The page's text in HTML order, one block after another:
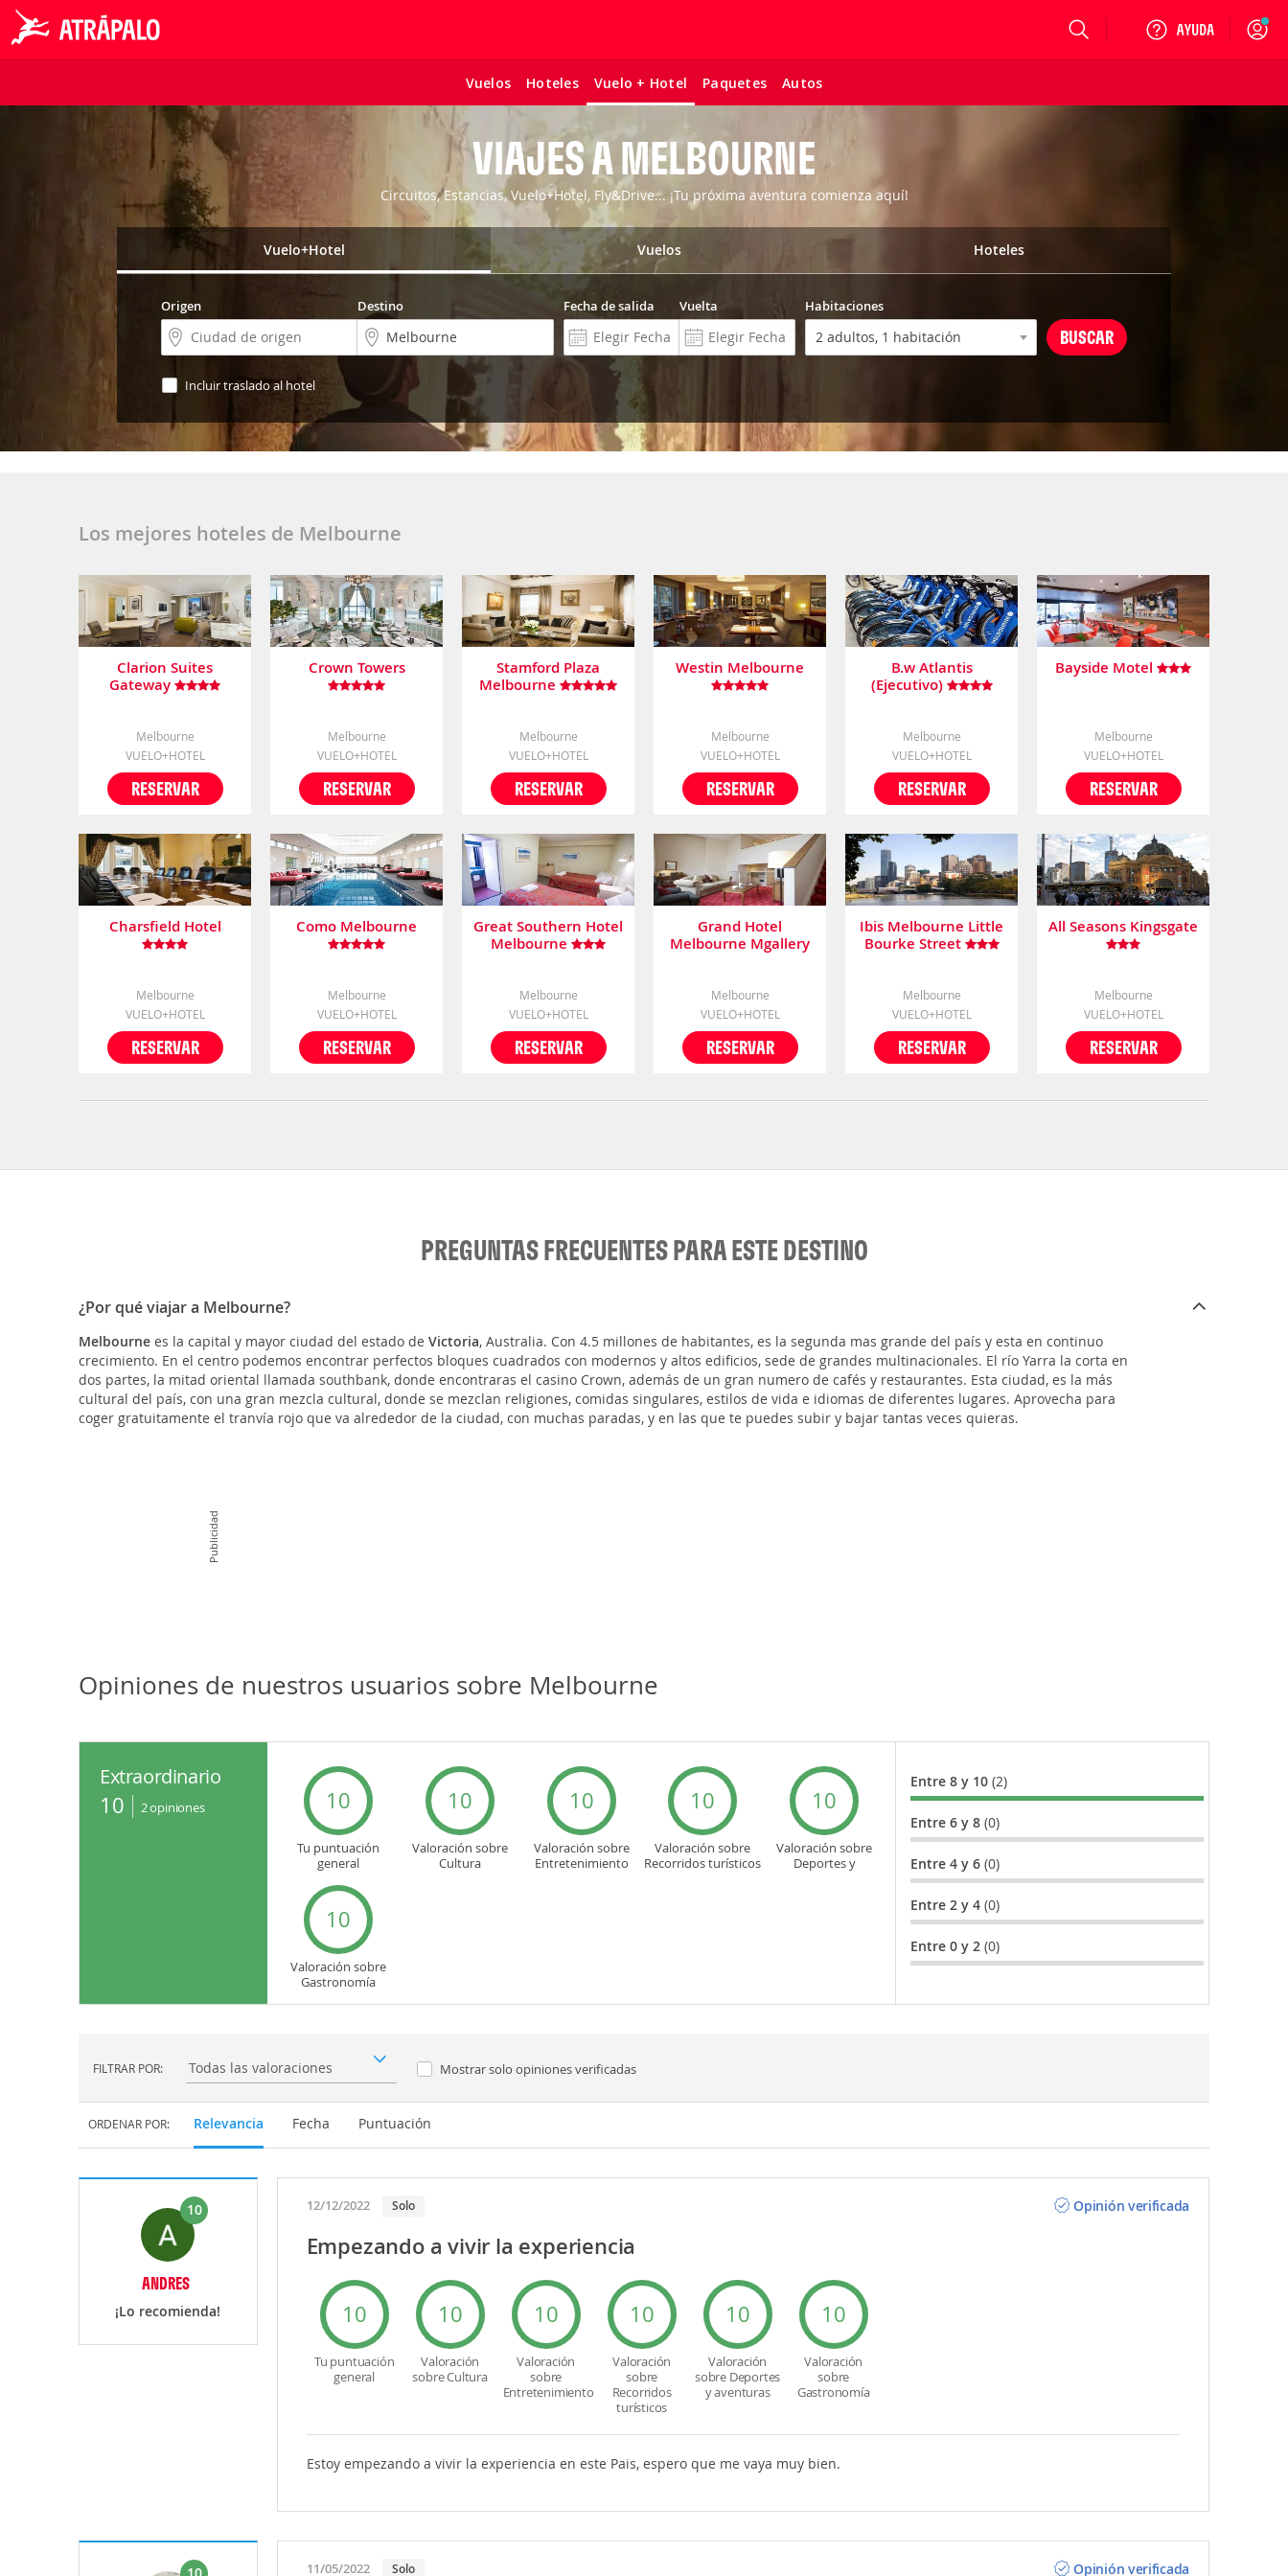
Vuelos Hoteles Vuelo + Hotel Paquetes Autos
Login
VIAJES A MELBOURNE
Circuitos, Estancias, Vuelo+Hotel, Fly&Drive... ¡Tu próxima aventura comienza aquí!
Vuelo+Hotel Vuelos Hoteles
Origen Destino Fecha de salida Vuelta Habitaciones
Incluir traslado al hotel
Los mejores hoteles de Melbourne
Clarion Suites
Gateway
Melbourne
VUELO+HOTEL
RESERVAR
Crown Towers
Melbourne
VUELO+HOTEL
RESERVAR
Stamford Plaza
Melbourne
Melbourne
VUELO+HOTEL
RESERVAR
Westin Melbourne
Melbourne
VUELO+HOTEL
RESERVAR
B.w Atlantis
(Ejecutivo)
Melbourne
VUELO+HOTEL
RESERVAR
Bayside Motel
Melbourne
VUELO+HOTEL
RESERVAR
Charsfield Hotel
Melbourne
VUELO+HOTEL
RESERVAR
Como Melbourne
Melbourne
VUELO+HOTEL
RESERVAR
Great Southern Hotel
Melbourne
Melbourne
VUELO+HOTEL
RESERVAR
Grand Hotel
Melbourne Mgallery
Melbourne
VUELO+HOTEL
RESERVAR
Ibis Melbourne Little
Bourke Street
Melbourne
VUELO+HOTEL
RESERVAR
All Seasons Kingsgate
Melbourne
VUELO+HOTEL
RESERVAR
PREGUNTAS FRECUENTES PARA ESTE DESTINO
¿Por qué viajar a Melbourne?
Melbourne es la capital y mayor ciudad del estado de Victoria, Australia. Con 4.5 millones de habitantes, es la segunda mas grande del país y esta en continuo
crecimiento. En el centro podemos encontrar perfectos bloques cuadrados con modernos y altos edificios, sede de grandes multinacionales. El río Yarra la corta en
dos partes, la mitad oriental llamada southbank, donde encontraras el casino Crown, además de un gran numero de cafés y restaurantes. Esta ciudad, es la más
cultural del país, con una gran mezcla cultural, donde se mezclan religiones, comidas singulares, estilos de vida e idiomas de diferentes lugares. Aprovecha para
coger gratuitamente el tranvía rojo que va alrededor de la ciudad, con muchas paradas, y en las que te puedes subir y bajar tantas veces quieras.
Publicidad
Opiniones de nuestros usuarios sobre Melbourne
Extraordinario
10 2opiniones 10
Tu puntuación
general
10
Valoración sobre
Cultura
10
Valoración sobre
Entretenimiento
10
Valoración sobre
Recorridos turísticos
10
Valoración sobre
Deportes y
10
Valoración sobre
Gastronomía
Entre 8 y 10 (2)
Entre 6 y 8 (0)
Entre 4 y 6 (0)
Entre 2 y 4 (0)
Entre 0 y 2 (0)
FILTRAR POR: Filtrar por: Mostrar solo opiniones verificadas
ORDENAR POR: Relevancia Fecha Puntuación
10
ANDRES
¡Lo recomienda!
12/12/2022 Solo Opinión verificada
Empezando a vivir la experiencia
10
Tu puntuación
general
10
Valoración
sobre Cultura
10
Valoración
sobre
Entretenimiento
10
Valoración
sobre
Recorridos
turísticos
10
Valoración
sobre Deportes
y aventuras
10
Valoración
sobre
Gastronomía
Estoy empezando a vivir la experiencia en este Pais, espero que me vaya muy bien.
10 11/05/2022 Solo Opinión verificada